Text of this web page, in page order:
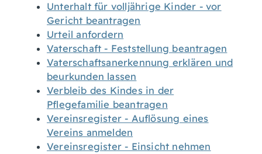
Unterhalt für volljährige Kinder - vor
Gericht beantragen
Urteil anfordern
Vaterschaft - Feststellung beantragen
Vaterschaftsanerkennung erklären und
beurkunden lassen
Verbleib des Kindes in der
Pflegefamilie beantragen
Vereinsregister - Auflösung eines
Vereins anmelden
Vereinsregister - Einsicht nehmen